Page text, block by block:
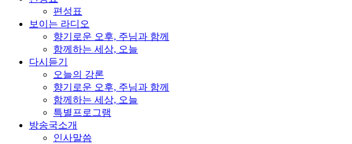
편성표
보이는 라디오
향기로운 오후, 주님과 함께
함께하는 세상, 오늘
다시듣기
오늘의 강론
향기로운 오후, 주님과 함께
함께하는 세상, 오늘
특별프로그램
방송국소개
인사말씀